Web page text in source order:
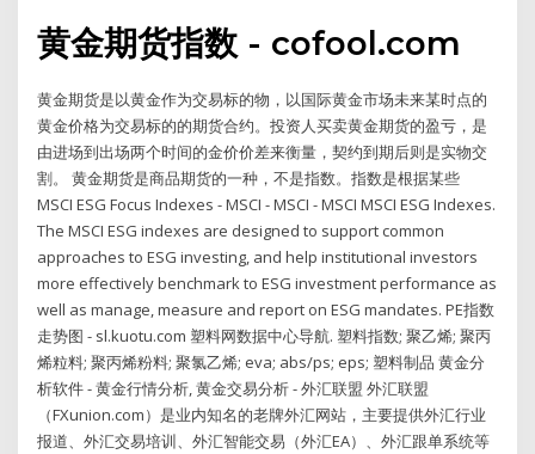
黄金期货指数 - cofool.com
黄金期货是以黄金作为交易标的物，以国际黄金市场未来某时点的
黄金价格为交易标的的期货合约。投资人买卖黄金期货的盈亏，是
由进场到出场两个时间的金价价差来衡量，契约到期后则是实物交
割。 黄金期货是商品期货的一种，不是指数。指数是根据某些
MSCI ESG Focus Indexes - MSCI - MSCI - MSCI MSCI ESG Indexes.
The MSCI ESG indexes are designed to support common
approaches to ESG investing, and help institutional investors
more effectively benchmark to ESG investment performance as
well as manage, measure and report on ESG mandates. PE指数
走势图 - sl.kuotu.com 塑料网数据中心导航. 塑料指数; 聚乙烯; 聚丙
烯粒料; 聚丙烯粉料; 聚氯乙烯; eva; abs/ps; eps; 塑料制品 黄金分
析软件 - 黄金行情分析, 黄金交易分析 - 外汇联盟 外汇联盟
（FXunion.com）是业内知名的老牌外汇网站，主要提供外汇行业
报道、外汇交易培训、外汇智能交易（外汇EA）、外汇跟单系统等